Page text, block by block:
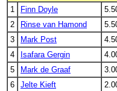
1
Finn Doyle
2
Rinse van Hamond
3
Mark Post
4
Isafara Gergin
5
Mark de Graaf
6
Jelte Kieft